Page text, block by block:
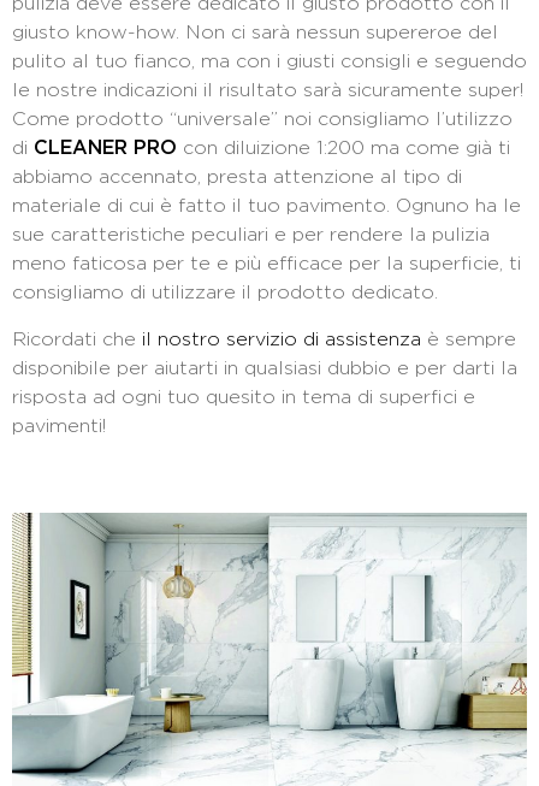
pulizia deve essere dedicato il giusto prodotto con il
giusto know-how. Non ci sarà nessun supereroe del
pulito al tuo fianco, ma con i giusti consigli e seguendo
le nostre indicazioni il risultato sarà sicuramente super!
Come prodotto “universale” noi consigliamo l’utilizzo
di CLEANER PRO con diluizione 1:200 ma come già ti
abbiamo accennato, presta attenzione al tipo di
materiale di cui è fatto il tuo pavimento. Ognuno ha le
sue caratteristiche peculiari e per rendere la pulizia
meno faticosa per te e più efficace per la superficie, ti
consigliamo di utilizzare il prodotto dedicato.
Ricordati che il nostro servizio di assistenza è sempre
disponibile per aiutarti in qualsiasi dubbio e per darti la
risposta ad ogni tuo quesito in tema di superfici e
pavimenti!